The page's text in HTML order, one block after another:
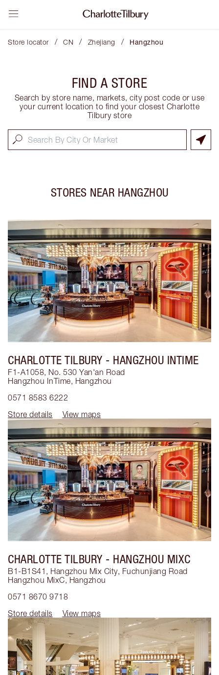
Store locator / CN / Zhejiang / Hangzhou
FIND A STORE
Search by store name, markets, city post code or use
your current location to find your closest Charlotte
Tilbury store
STORES NEAR HANGZHOU
CHARLOTTE TILBURY - HANGZHOU INTIME
F1-A1058, No. 530 Yan'an Road
Hangzhou InTime, Hangzhou
0571 8583 6222
Store details
View maps
CHARLOTTE TILBURY - HANGZHOU MIXC
B1-B1S41, Hangzhou Mix City, Fuchunjiang Road
Hangzhou MixC, Hangzhou
0571 8670 9718
Store details
View maps